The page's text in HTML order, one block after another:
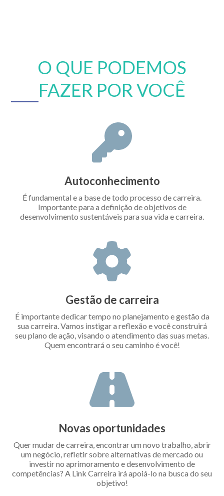
O QUE PODEMOS
FAZER POR VOCÊ
Autoconhecimento
É fundamental e a base de todo processo de carreira.
Importante para a definição de objetivos de
desenvolvimento sustentáveis para sua vida e carreira.
Gestão de carreira
É importante dedicar tempo no planejamento e gestão da
sua carreira. Vamos instigar a reflexão e você construirá
seu plano de ação, visando o atendimento das suas metas.
Quem encontrará o seu caminho é você!
Novas oportunidades
Quer mudar de carreira, encontrar um novo trabalho, abrir
um negócio, refletir sobre alternativas de mercado ou
investir no aprimoramento e desenvolvimento de
competências? A Link Carreira irá apoiá-lo na busca do seu
objetivo!